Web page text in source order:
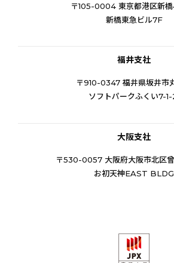
〒105-0004 東京都港区新
新橋東急ビル7F
福井支社
〒910-0347 福井県坂井市
ソフトパークふくい7-1-
大阪支社
〒530-0057 大阪府大阪市北区
お初天神EAST BLDG